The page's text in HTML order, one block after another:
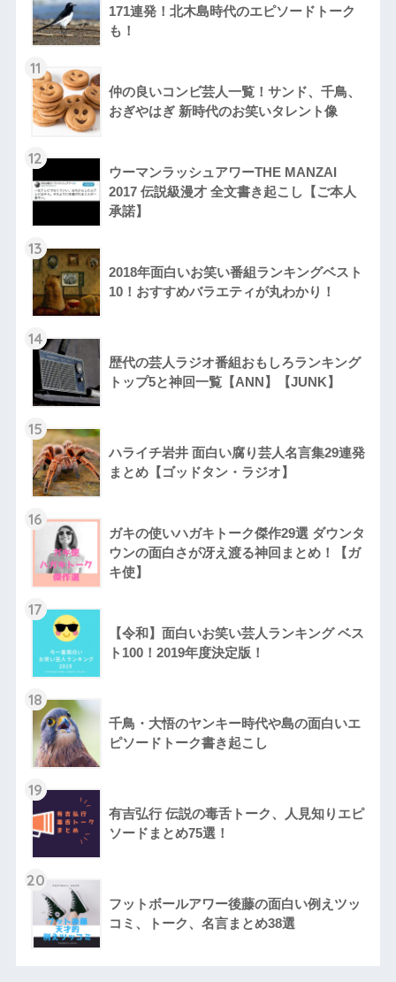
171連発！北木島時代のエピソードトーク
も！
11
仲の良いコンビ芸人一覧！サンド、千鳥、
おぎやはぎ 新時代のお笑いタレント像
12
ウーマンラッシュアワーTHE MANZAI
2017 伝説級漫才 全文書き起こし【ご本人
承諾】
13
2018年面白いお笑い番組ランキングベスト
10！おすすめバラエティが丸わかり！
14
歴代の芸人ラジオ番組おもしろランキング
トップ5と神回一覧【ANN】【JUNK】
15
ハライチ岩井 面白い腐り芸人名言集29連発
まとめ【ゴッドタン・ラジオ】
16
ガキの使いハガキトーク傑作29選 ダウンタ
ウンの面白さが冴え渡る神回まとめ！【ガ
キ使】
17
【令和】面白いお笑い芸人ランキング ベス
ト100！2019年度決定版！
18
千鳥・大悟のヤンキー時代や島の面白いエ
ピソードトーク書き起こし
19
有吉弘行 伝説の毒舌トーク、人見知りエピ
ソードまとめ75選！
20
フットボールアワー後藤の面白い例えツッ
コミ、トーク、名言まとめ38選